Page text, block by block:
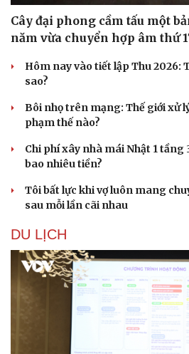
Cây đại phong cầm tấu một
năm vừa chuyển hợp âm thứ
Hôm nay vào tiết lập Thu 2026:
sao?
Bôi nhọ trên mạng: Thế giới xử
phạm thế nào?
Chi phí xây nhà mái Nhật 1
bao nhiêu tiền?
Tôi bất lực khi vợ luôn mang
sau mỗi lần cãi nhau
DU LỊCH